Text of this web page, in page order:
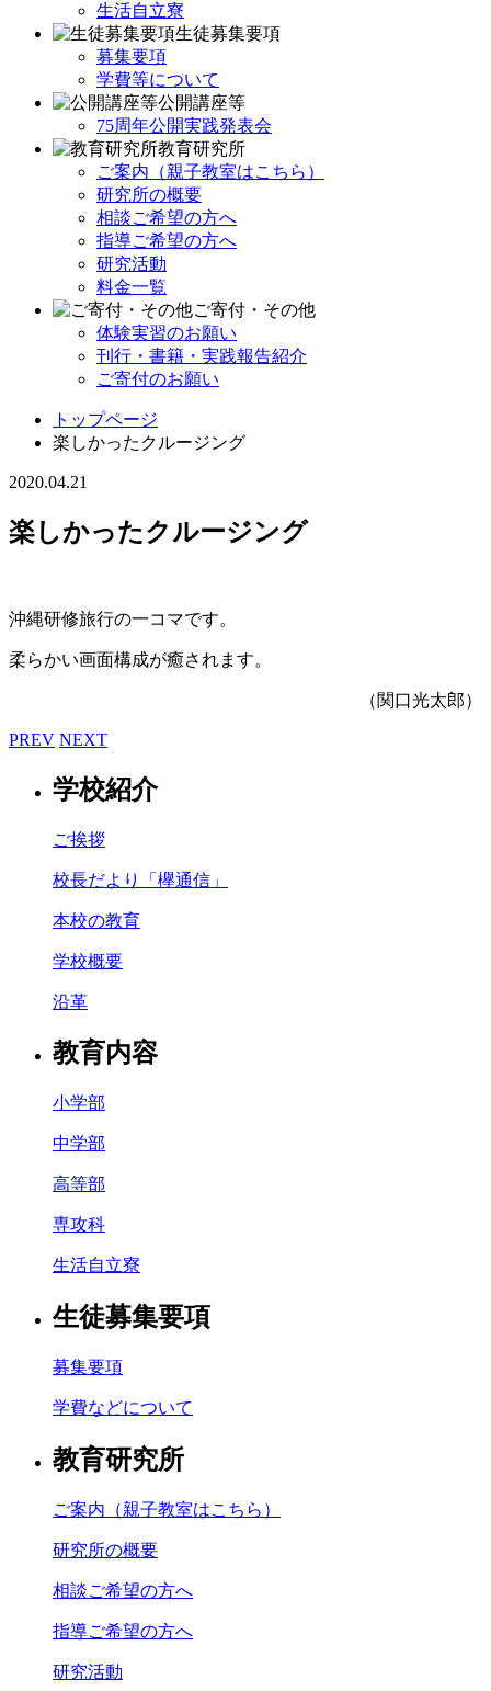
生活自立寮
生徒募集要項
募集要項
学費等について
公開講座等
75周年公開実践発表会
教育研究所
ご案内（親子教室はこちら）
研究所の概要
相談ご希望の方へ
指導ご希望の方へ
研究活動
料金一覧
ご寄付・その他
体験実習のお願い
刊行・書籍・実践報告紹介
ご寄付のお願い
トップページ
楽しかったクルージング
2020.04.21
楽しかったクルージング
沖縄研修旅行の一コマです。
柔らかい画面構成が癒されます。
（関口光太郎）
PREV NEXT
学校紹介
ご挨拶
校長だより「欅通信」
本校の教育
学校概要
沿革
教育内容
小学部
中学部
高等部
専攻科
生活自立寮
生徒募集要項
募集要項
学費などについて
教育研究所
ご案内（親子教室はこちら）
研究所の概要
相談ご希望の方へ
指導ご希望の方へ
研究活動